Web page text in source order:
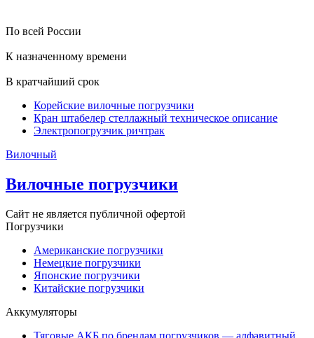
По всей России
К назначенному времени
В кратчайший срок
Корейские вилочные погрузчики
Кран штабелер стеллажный техническое описание
Электропогрузчик ричтрак
Вилочный
Вилочные погрузчики
Сайт не является публичной офертой
Погрузчики
Американские погрузчики
Немецкие погрузчики
Японские погрузчики
Китайские погрузчики
Аккумуляторы
Тяговые АКБ по брендам погрузчиков — алфавитный